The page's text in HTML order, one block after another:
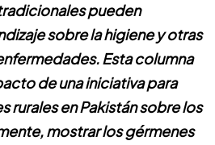
pueden
sobre la higiene y otras
Esta columna
de una iniciativa para
rurales en Pakistán sobre los
mostrar los gérmenes